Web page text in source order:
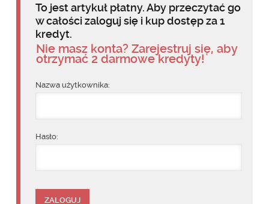
To jest artykuł płatny. Aby przeczytać go
w całości zaloguj się i kup dostęp za 1
kredyt.
Nie masz konta? Zarejestruj się, aby
otrzymać 2 darmowe kredyty!
Nazwa użytkownika:
Hasło: